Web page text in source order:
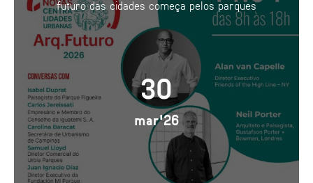
ÁGUA
ARQUITETURA
ECONOMIA URBANA
ESPAÇO PÚBLICO
GESTÃO URBANA
MOBILIDADE
MORADIA
PAISAGEM URBANA
futuro das cidades começa pelos parques
30
mar'26